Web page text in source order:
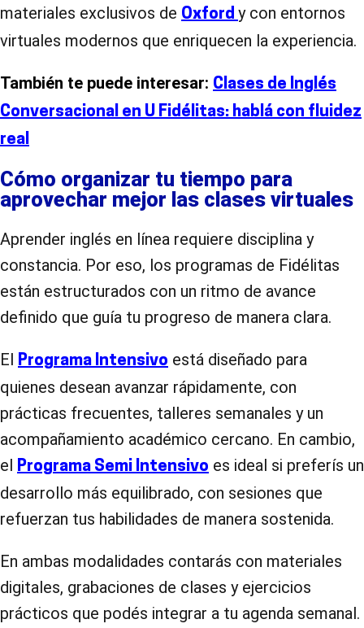
materiales exclusivos de Oxford y con entornos
virtuales modernos que enriquecen la experiencia.
También te puede interesar: Clases de Inglés
Conversacional en U Fidélitas: hablá con fluidez
real
Cómo organizar tu tiempo para
aprovechar mejor las clases virtuales
Aprender inglés en línea requiere disciplina y
constancia. Por eso, los programas de Fidélitas
están estructurados con un ritmo de avance
definido que guía tu progreso de manera clara.
El Programa Intensivo está diseñado para
quienes desean avanzar rápidamente, con
prácticas frecuentes, talleres semanales y un
acompañamiento académico cercano. En cambio,
el Programa Semi Intensivo es ideal si preferís un
desarrollo más equilibrado, con sesiones que
refuerzan tus habilidades de manera sostenida.
En ambas modalidades contarás con materiales
digitales, grabaciones de clases y ejercicios
prácticos que podés integrar a tu agenda semanal.